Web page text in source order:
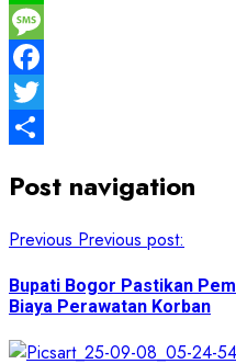
Line
Message
Facebook
Twitter
Post navigation
Previous Previous post:
Bupati Bogor Pastikan
Biaya Perawatan Korban